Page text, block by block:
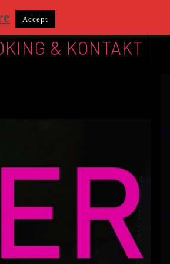
& KONTAKT
Accept